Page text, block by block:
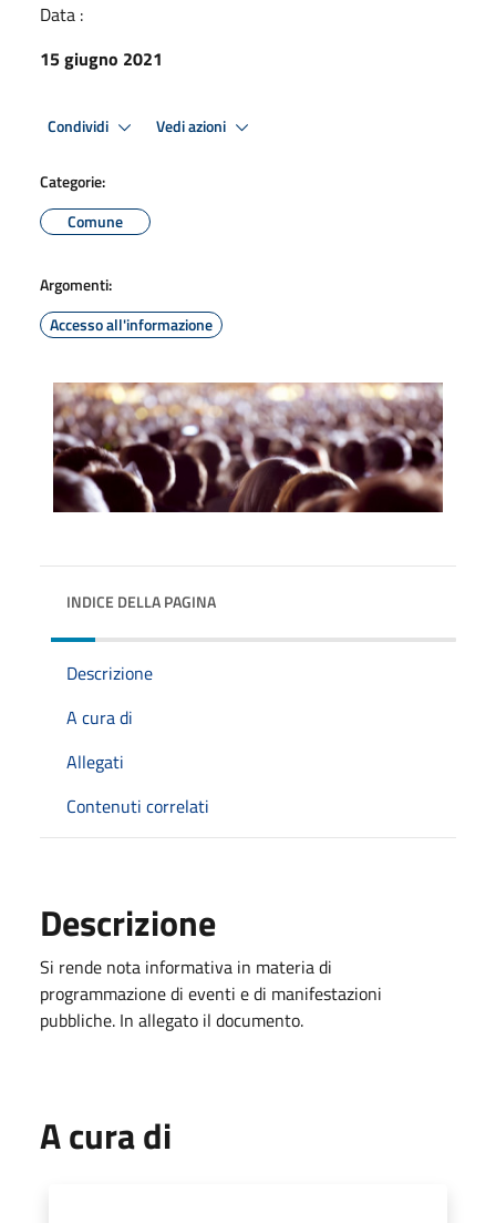
Data :
15 giugno 2021
Condividi Vedi azioni
Categorie:
Comune
Argomenti:
Accesso all'informazione
INDICE DELLA PAGINA
Descrizione
A cura di
Allegati
Contenuti correlati
Descrizione
Si rende nota informativa in materia di
programmazione di eventi e di manifestazioni
pubbliche. In allegato il documento.
A cura di